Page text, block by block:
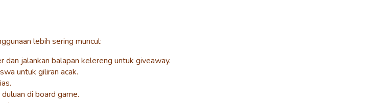
lebih sering muncul:
jalankan balapan kelereng untuk giveaway.
untuk giliran acak.
di board game.